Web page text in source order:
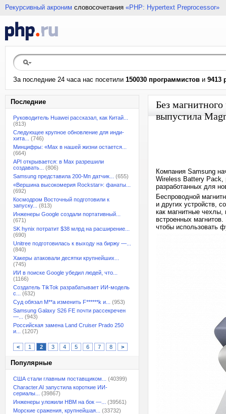
Рекурсивный акроним словосочетания «PHP: Hypertext Preprocessor»
За последние 24 часа нас посетили 150030 программистов и 9413
Последние
Руководитель Huawei рассказал, как Китай...
(813)
Следующее крупное обновление для инди-
хита...
(746)
Минцифры: «Max в нашей жизни остается...
(664)
API открывается: в Max разрешили
создавать...
(806)
Samsung представила 200-Мп датчик...
(655)
«Вершина высокомерия Rockstar»: фанаты...
(692)
Космодром Восточный подготовили к
запуску...
(813)
Инженеры Google создали портативный...
(671)
SK hynix потратит $38 млрд на расширение...
(690)
Unitree подготовилась к выходу на биржу —...
(840)
Хакеры атаковали десятки крупнейших...
(745)
ИИ в поиске Google убедил людей, что...
(1166)
Создатель TikTok разрабатывает ИИ-модель
с...
(632)
Суд обязал M**a изменить F******k и...
(953)
Samsung Galaxy S26 FE почти рассекречен
—...
(943)
Российская замена Land Cruiser Prado 250
и...
(1207)
< 1 2 3 4 5 6 7 8 >
Популярные
США стали главным поставщиком...
(40399)
Character.AI запустила короткие ИИ-
сериалы...
(39867)
Инженеры уложили HBM на бок —...
(39561)
Морские сражения, крупнейшая...
(33732)
Без
выпустила
Компания Samsung
Wireless Battery Pack,
разработанных для
Беспроводной
и других устройств,
как магнитные
встроенных
чтобы использовать